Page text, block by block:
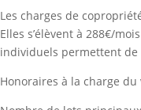
Les charges de
Elles s’élèvent à 288€/
individuels permettent de
Honoraires à la charge du